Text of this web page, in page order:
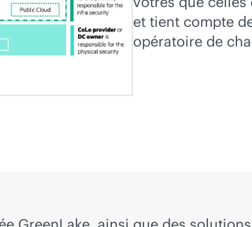
et tient compte
opératoire de